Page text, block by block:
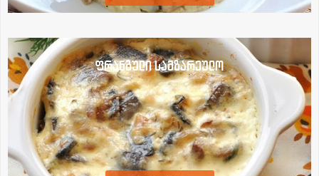
ფრანგული სამზარეულო